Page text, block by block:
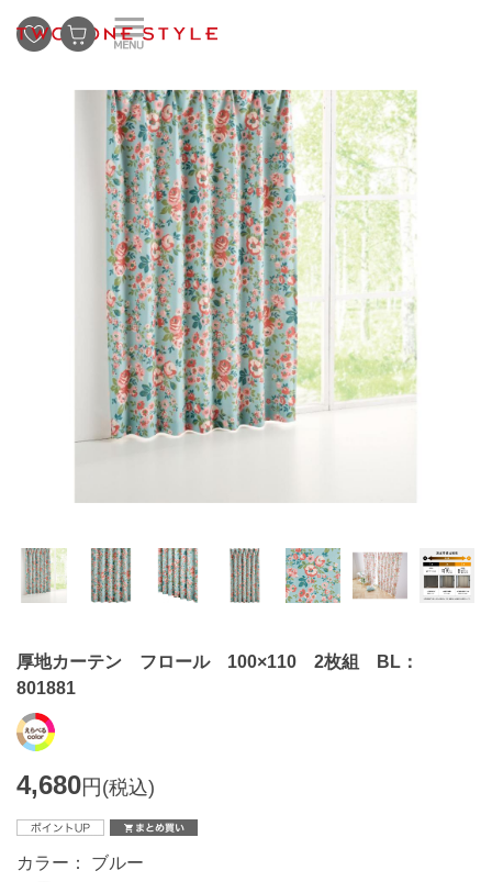
厚地カーテン フロール 100×110 2枚組 BL：
801881
4,680円(税込)
カラー： ブルー